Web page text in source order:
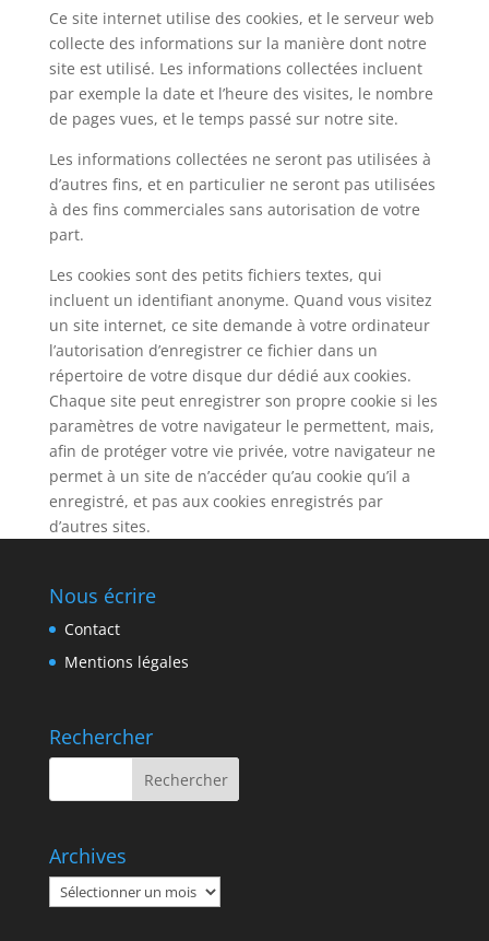
Ce site internet utilise des cookies, et le serveur web
collecte des informations sur la manière dont notre
site est utilisé. Les informations collectées incluent
par exemple la date et l’heure des visites, le nombre
de pages vues, et le temps passé sur notre site.
Les informations collectées ne seront pas utilisées à
d’autres fins, et en particulier ne seront pas utilisées
à des fins commerciales sans autorisation de votre
part.
Les cookies sont des petits fichiers textes, qui
incluent un identifiant anonyme. Quand vous visitez
un site internet, ce site demande à votre ordinateur
l’autorisation d’enregistrer ce fichier dans un
répertoire de votre disque dur dédié aux cookies.
Chaque site peut enregistrer son propre cookie si les
paramètres de votre navigateur le permettent, mais,
afin de protéger votre vie privée, votre navigateur ne
permet à un site de n’accéder qu’au cookie qu’il a
enregistré, et pas aux cookies enregistrés par
d’autres sites.
Nous écrire
Contact
Mentions légales
Rechercher
Archives
Archives